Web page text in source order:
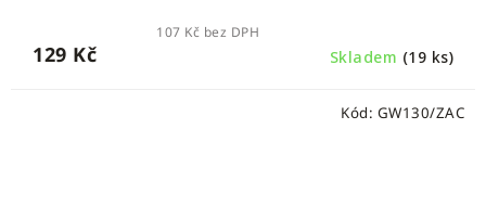
Skladem (19 ks)
107 Kč bez DPH
129 Kč
Kód: GW130/ZAC